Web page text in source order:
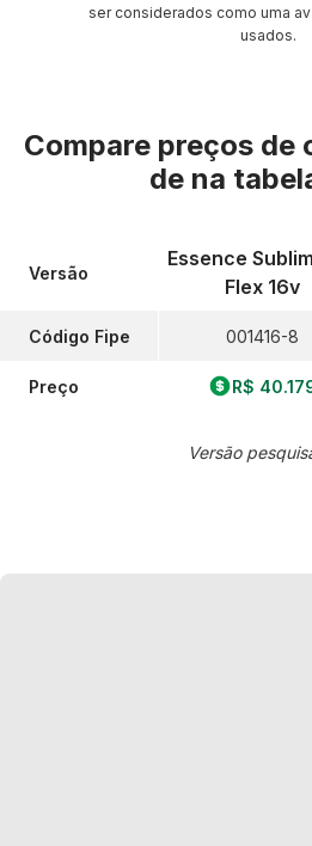
ser considerados como uma
usados.
Compare preços de
de na
Versão
Código Fipe
Preço
Essence
Flex 16v
001416-8
R$
Versão